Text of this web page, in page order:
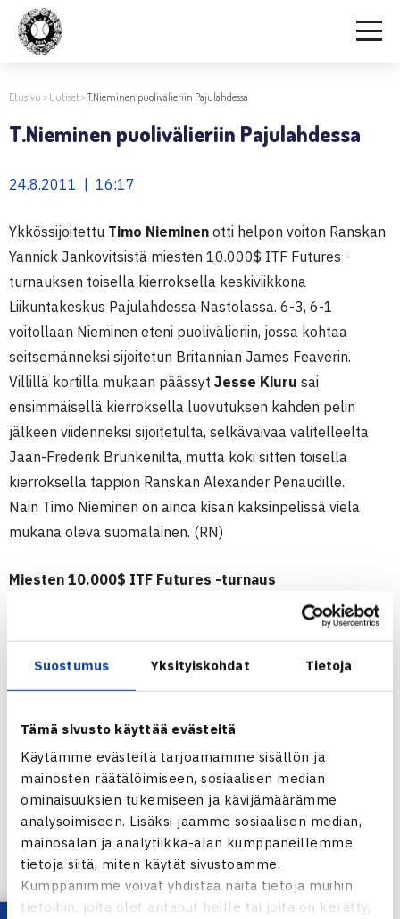
Suostumus Yksityiskohdat Tietoja
Tämä sivusto käyttää evästeitä
Käytämme evästeitä tarjoamamme sisällön ja
mainosten räätälöimiseen, sosiaalisen median
ominaisuuksien tukemiseen ja kävijämäärämme
analysoimiseen. Lisäksi jaamme sosiaalisen median,
mainosalan ja analytiikka-alan kumppaneillemme
tietoja siitä, miten käytät sivustoamme.
Kumppanimme voivat yhdistää näitä tietoja muihin
tietoihin, joita olet antanut heille tai joita on kerätty,
Etusivu > Uutiset>T.Nieminen puolivälieriin Pajulahdessa
T.Nieminen puolivälieriin Pajulahdessa
24.8.2011 | 16:17
Ykkössijoitettu Timo Nieminen otti helpon voiton Ranskan
Yannick Jankovitsistä miesten 10.000$ ITF Futures -
turnauksen toisella kierroksella keskiviikkona
Liikuntakeskus Pajulahdessa Nastolassa. 6-3, 6-1
voitollaan Nieminen eteni puolivälieriin, jossa kohtaa
seitsemänneksi sijoitetun Britannian James Feaverin.
Villillä kortilla mukaan päässyt Jesse Kiuru sai
ensimmäisellä kierroksella luovutuksen kahden pelin
jälkeen viidenneksi sijoitetulta, selkävaivaa valitelleelta
Jaan-Frederik Brunkenilta, mutta koki sitten toisella
kierroksella tappion Ranskan Alexander Penaudille.
Näin Timo Nieminen on ainoa kisan kaksinpelissä vielä
mukana oleva suomalainen. (RN)
Miesten 10.000$ ITF Futures -turnaus
Nastolan ITF Futures-turnauksen verkkosivut